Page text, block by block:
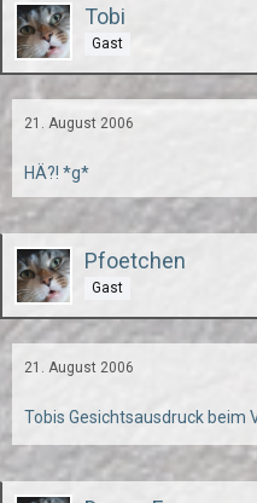
Tobi
Gast
21. August 2006
HÄ?! *g*
Pfoetchen
Gast
21. August 2006
Tobis Gesichtsausdruck beim